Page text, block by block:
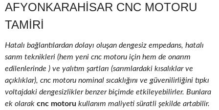
AFYONKARAHISAR CNC MOTORU
TAMIRI
Hatalı bağlantılardan dolayı oluşan dengesiz empedans, hatalı
sarım teknikleri (hem yeni cnc motoru için hem de onarım
edilenlerinde ) ve yalıtım şartları (sarımlardaki kısalıklar ve
açıklıklar), cnc motoru nominal sıcaklığını ve güvenilirliğini tıpkı
voltajdaki dengesizlikler benzer biçimde etkileyebilirler. Bunlara
ek olarak cnc motoru kullanım maliyeti süratli şekilde artabilir.